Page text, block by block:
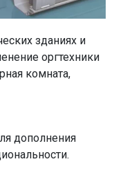
зданиях и
оргтехники
комната,
дополнения